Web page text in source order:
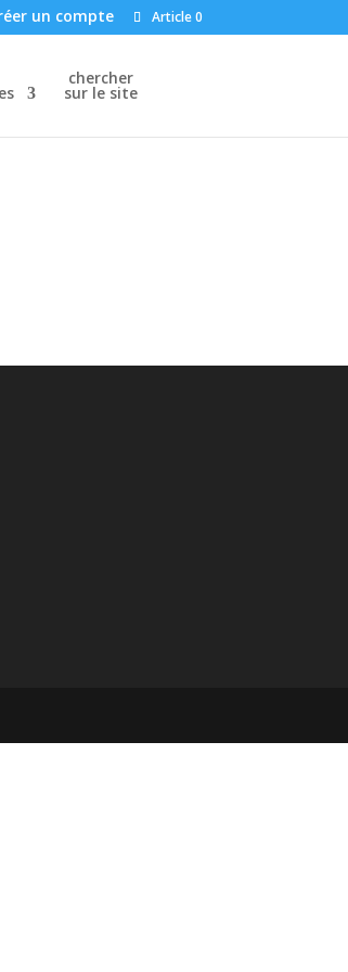
un compte Article 0
chercher
sur le site